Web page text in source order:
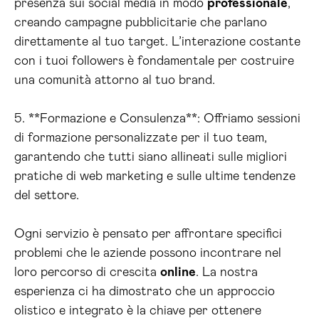
presenza sui social media in modo professionale,
creando campagne pubblicitarie che parlano
direttamente al tuo target. L’interazione costante
con i tuoi followers è fondamentale per costruire
una comunità attorno al tuo brand.
5. **Formazione e Consulenza**: Offriamo sessioni
di formazione personalizzate per il tuo team,
garantendo che tutti siano allineati sulle migliori
pratiche di web marketing e sulle ultime tendenze
del settore.
Ogni servizio è pensato per affrontare specifici
problemi che le aziende possono incontrare nel
loro percorso di crescita online. La nostra
esperienza ci ha dimostrato che un approccio
olistico e integrato è la chiave per ottenere